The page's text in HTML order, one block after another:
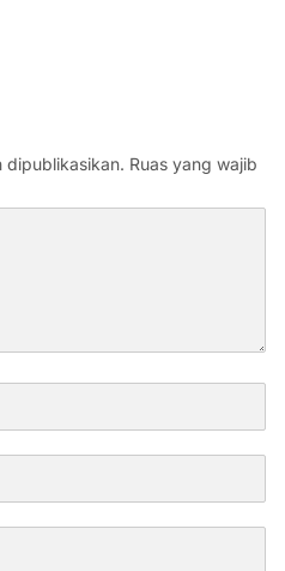
dipublikasikan. Ruas yang wajib